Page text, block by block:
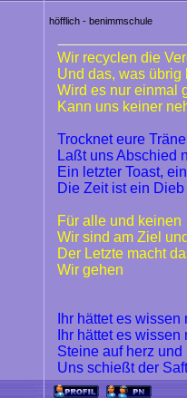
höfflich - benimmschule
Wir recyclen die
Und das, was übrig
Wird es nur einmal
Kann uns keiner
Trocknet eure
Laßt uns Abschied
Ein letzter Toast,
Die Zeit ist ein Dieb
Für alle und keinen
Wir sind am Ziel
Der Letzte macht
Wir gehen
Ihr hättet es wissen
Ihr hättet es wissen
Steine auf herz und
Uns schießt der